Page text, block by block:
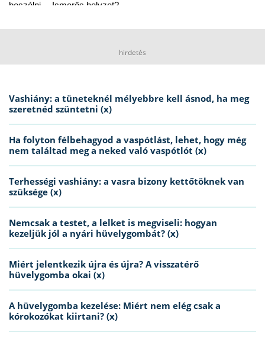
beszélni… Ismerős helyzet?
hirdetés
Vashiány: a tüneteknél mélyebbre kell ásnod, ha meg
szeretnéd szüntetni (x)
Ha folyton félbehagyod a vaspótlást, lehet, hogy még
nem találtad meg a neked való vaspótlót (x)
Terhességi vashiány: a vasra bizony kettőtöknek van
szüksége (x)
Nemcsak a testet, a lelket is megviseli: hogyan
kezeljük jól a nyári hüvelygombát? (x)
Miért jelentkezik újra és újra? A visszatérő
hüvelygomba okai (x)
A hüvelygomba kezelése: Miért nem elég csak a
kórokozókat kiirtani? (x)